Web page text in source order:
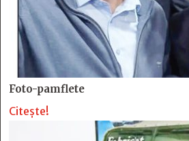
Foto-pamflete
Citește!